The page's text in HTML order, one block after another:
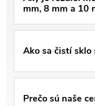
mm, 8 mm a 10
Ako sa čistí sklo
Prečo sú naše